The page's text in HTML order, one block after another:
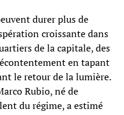
durer plus de
croissante dans
de la capitale, des
en tapant
le retour de la lumière.
Rubio, né de
du régime, a estimé